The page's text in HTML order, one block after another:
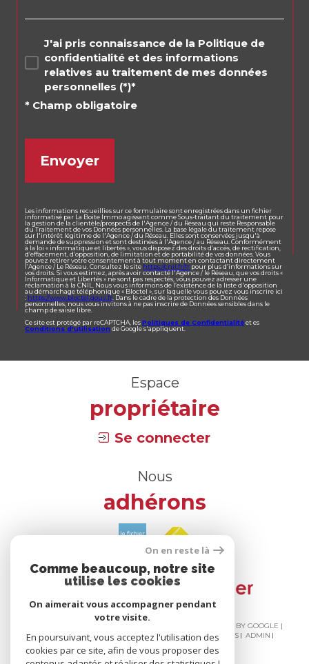
J'ai pris connaissance de la Politique de
confidentialité et des informations
relatives au traitement de mes données
personnelles (*)*
* Champ obligatoire
Envoyer
Les informations recueillies sur ce formulaire sont enregistrées dans un fichier
informatisé par La Boite Immo agissant comme Sous-traitant du traitement pour
la gestion de la clientèle/prospects de l'Agence / du Réseau qui reste Responsable
du Traitement de vos Données personnelles. La base légale du traitement repose
sur l'intérêt légitime de l'Agence / du Réseau. Elles sont conservées jusqu'à
demande de suppression et sont destinées à l'Agence / au Réseau. Conformément
à la loi « informatique et libertés », vous disposez des droits d’accès, de rectification,
d’effacement, d’opposition, de limitation et de portabilité de vos données. Vous
pouvez retirer votre consentement à tout moment en contactant directement
l’Agence / Le Réseau. Consultez le site https://cnil.fr/fr pour plus d’informations sur
vos droits. Si vous estimez, après avoir contacté l'Agence / le Réseau, que vos droits «
Informatique et Libertés » ne sont pas respectés, vous pouvez adresser une
réclamation à la CNIL. Nous vous informons de l’existence de la liste d'opposition
au démarchage téléphonique « Bloctel », sur laquelle vous pouvez vous inscrire ici
: https://www.bloctel.gouv.fr . Dans le cadre de la protection des Données
personnelles, nous vous invitons à ne pas inscrire de Données sensibles dans le
champ de saisie libre.
Ce site est protégé par reCAPTCHA, lesPolitiques de Confidentialitéet es
Conditions d'utilisation de Google s'appliquent.
Espace
propriétaire
Se connecter
Nous
adhérons
© 2026 | TOUS DROITS RÉSERVÉS | TRADUCTION POWERED BY GOOGLE |
NOS HONORAIRES
PLAN DU SITE MENTIONS LÉGALES
ADMIN
NOS LIENS
POLITIQUE RGPD COOKIES
On en reste là
Comme beaucoup, notre site
utilise les cookies
On aimerait vous accompagner pendant
votre visite.
En poursuivant, vous acceptez l'utilisation des
cookies par ce site, afin de vous proposer des